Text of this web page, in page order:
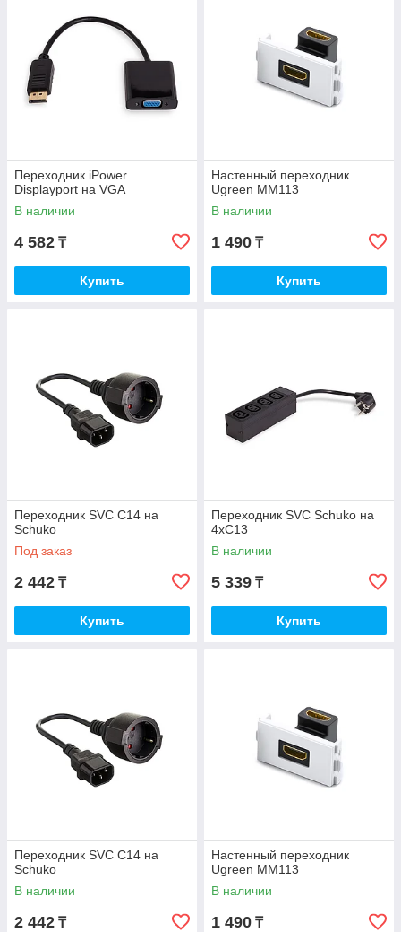
Переходник iPower
Displayport на VGA
В наличии
4 582 ₸
Купить
Настенный переходник
Ugreen MM113
В наличии
1 490 ₸
Купить
Переходник SVC C14 на
Schuko
Под заказ
2 442 ₸
Купить
Переходник SVC Schuko на
4хС13
В наличии
5 339 ₸
Купить
Переходник SVC C14 на
Schuko
В наличии
2 442 ₸
Настенный переходник
Ugreen MM113
В наличии
1 490 ₸